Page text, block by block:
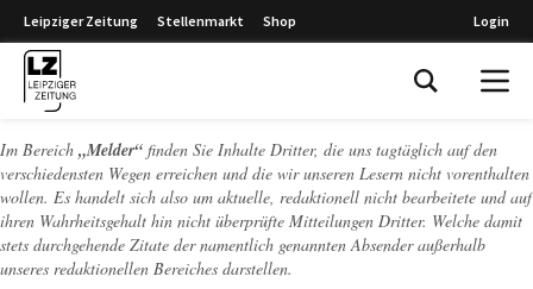
Leipziger Zeitung Stellenmarkt Shop Login
Im Bereich „Melder“ finden Sie Inhalte Dritter, die uns tagtäglich auf den
verschiedensten Wegen erreichen und die wir unseren Lesern nicht vorenthalten
wollen. Es handelt sich also um aktuelle, redaktionell nicht bearbeitete und auf
ihren Wahrheitsgehalt hin nicht überprüfte Mitteilungen Dritter. Welche damit
stets durchgehende Zitate der namentlich genannten Absender außerhalb
unseres redaktionellen Bereiches darstellen.